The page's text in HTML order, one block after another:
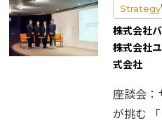
Strategy
株式会社
株式会社
式会社
座談会：
が挑む